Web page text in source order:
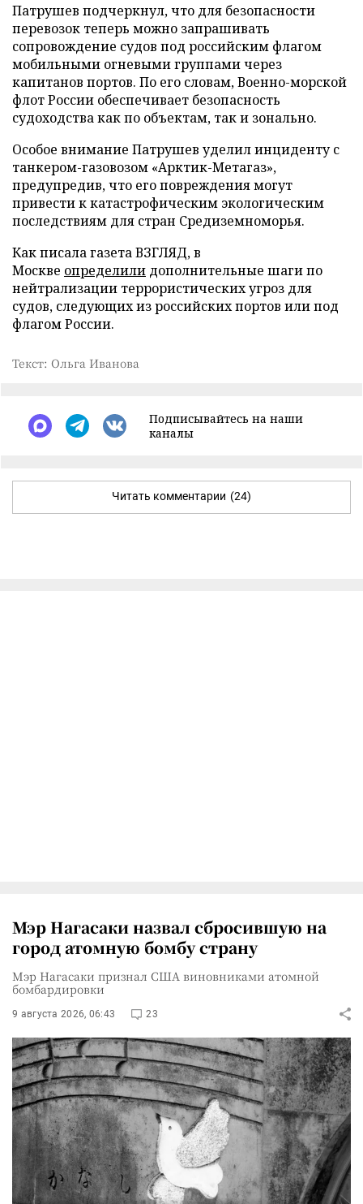
Патрушев подчеркнул, что для безопасности
перевозок теперь можно запрашивать
сопровождение судов под российским флагом
мобильными огневыми группами через
капитанов портов. По его словам, Военно-морской
флот России обеспечивает безопасность
судоходства как по объектам, так и зонально.
Особое внимание Патрушев уделил инциденту с
танкером-газовозом «Арктик-Метагаз»,
предупредив, что его повреждения могут
привести к катастрофическим экологическим
последствиям для стран Средиземноморья.
Как писала газета ВЗГЛЯД, в
Москве определили дополнительные шаги по
нейтрализации террористических угроз для
судов, следующих из российских портов или под
флагом России.
Текст: Ольга Иванова
Подписывайтесь на наши
каналы
Читать комментарии (24)
Мэр Нагасаки назвал сбросившую на
город атомную бомбу страну
Мэр Нагасаки признал США виновниками атомной
бомбардировки
9 августа 2026, 06:43 23